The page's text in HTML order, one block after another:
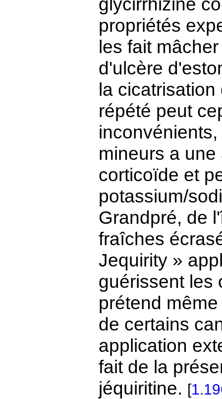
propriétés
les fait
d'ulcère
la
répété peut
mineurs a
corticoïde et
potassium/
Grandpré, de
fraîches
Jequirity »
guérissent les
prétend
de certains
application
fait de la
jéquiritine. [